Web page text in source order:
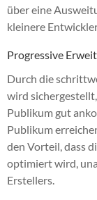
über eine
kleinere
Progressive
Durch die
wird
Publikum gut
Publikum
den Vorteil, dass
optimiert wird,
Erstellers.